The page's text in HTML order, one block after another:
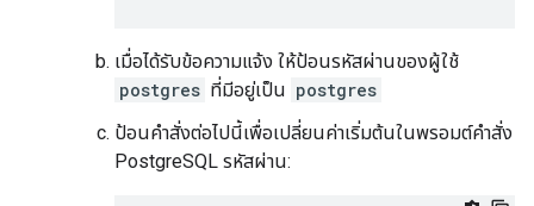
เมื่อได้รับข้อความแจ้ง ให้ป้อนรหัสผ่านของผู้ใช้
postgres ที่มีอยู่เป็น postgres
ป้อนคำสั่งต่อไปนี้เพื่อเปลี่ยนค่าเริ่มต้นในพรอมต์คำสั่ง
PostgreSQL รหัสผ่าน: